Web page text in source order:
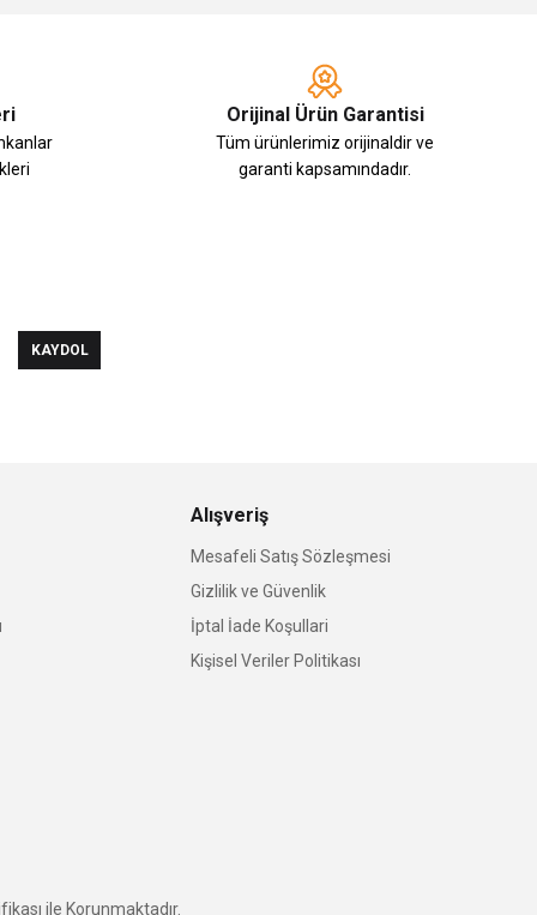
Orijinal Ürün Garantisi
Tüm ürünlerimiz orijinaldir ve
garanti kapsamındadır.
KAYDOL
Alışveriş
Mesafeli Satış Sözleşmesi
Gizlilik ve Güvenlik
İptal İade Koşullari
Kişisel Veriler Politikası
ile Korunmaktadır.